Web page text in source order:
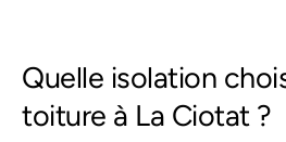
Quelle isolation
toiture à La Ciotat ?